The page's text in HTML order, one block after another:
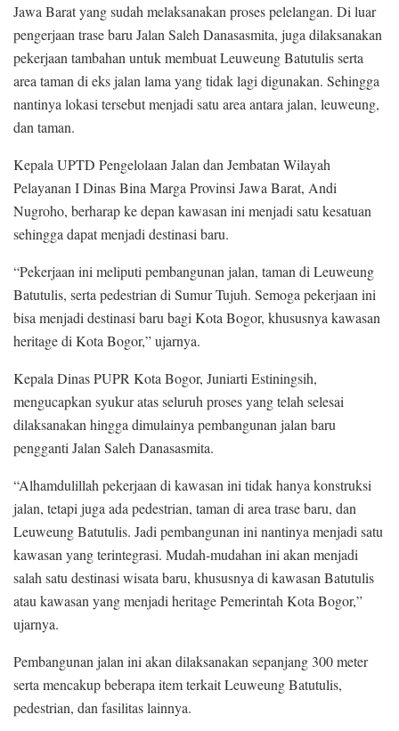
Jawa Barat yang sudah melaksanakan proses pelelangan. Di luar
pengerjaan trase baru Jalan Saleh Danasasmita, juga dilaksanakan
pekerjaan tambahan untuk membuat Leuweung Batutulis serta
area taman di eks jalan lama yang tidak lagi digunakan. Sehingga
nantinya lokasi tersebut menjadi satu area antara jalan, leuweung,
dan taman.
Kepala UPTD Pengelolaan Jalan dan Jembatan Wilayah
Pelayanan I Dinas Bina Marga Provinsi Jawa Barat, Andi
Nugroho, berharap ke depan kawasan ini menjadi satu kesatuan
sehingga dapat menjadi destinasi baru.
“Pekerjaan ini meliputi pembangunan jalan, taman di Leuweung
Batutulis, serta pedestrian di Sumur Tujuh. Semoga pekerjaan ini
bisa menjadi destinasi baru bagi Kota Bogor, khususnya kawasan
heritage di Kota Bogor,” ujarnya.
Kepala Dinas PUPR Kota Bogor, Juniarti Estiningsih,
mengucapkan syukur atas seluruh proses yang telah selesai
dilaksanakan hingga dimulainya pembangunan jalan baru
pengganti Jalan Saleh Danasasmita.
“Alhamdulillah pekerjaan di kawasan ini tidak hanya konstruksi
jalan, tetapi juga ada pedestrian, taman di area trase baru, dan
Leuweung Batutulis. Jadi pembangunan ini nantinya menjadi satu
kawasan yang terintegrasi. Mudah-mudahan ini akan menjadi
salah satu destinasi wisata baru, khususnya di kawasan Batutulis
atau kawasan yang menjadi heritage Pemerintah Kota Bogor,”
ujarnya.
Pembangunan jalan ini akan dilaksanakan sepanjang 300 meter
serta mencakup beberapa item terkait Leuweung Batutulis,
pedestrian, dan fasilitas lainnya.